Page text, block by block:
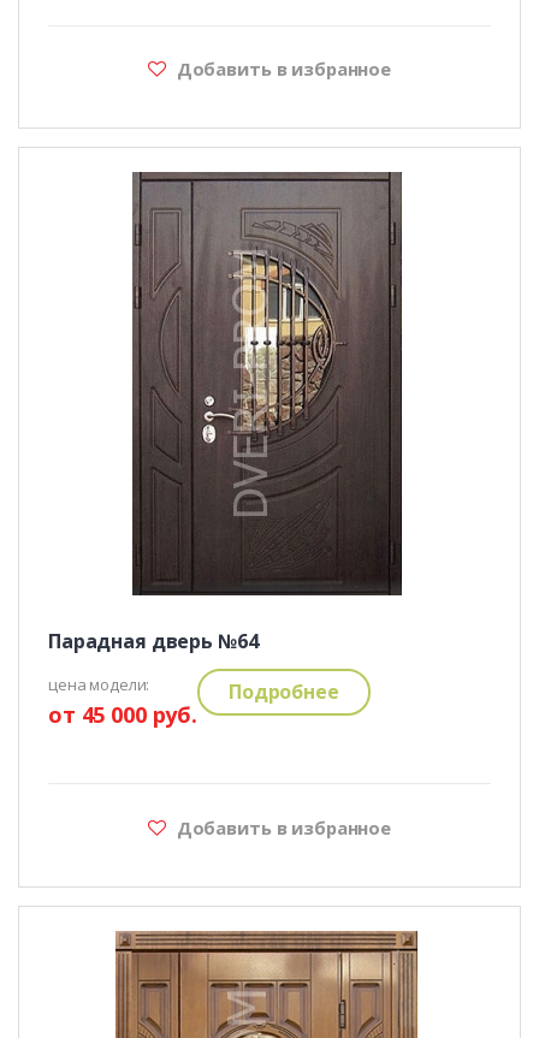
Добавить в избранное
Парадная дверь №64
цена модели:
от 45 000 руб.
Подробнее
Добавить в избранное